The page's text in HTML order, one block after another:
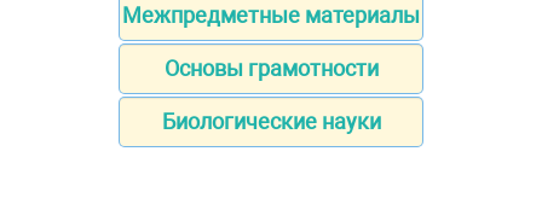
Межпредметные материалы
Основы грамотности
Биологические науки